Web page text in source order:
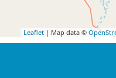
Leaflet | Map data ©